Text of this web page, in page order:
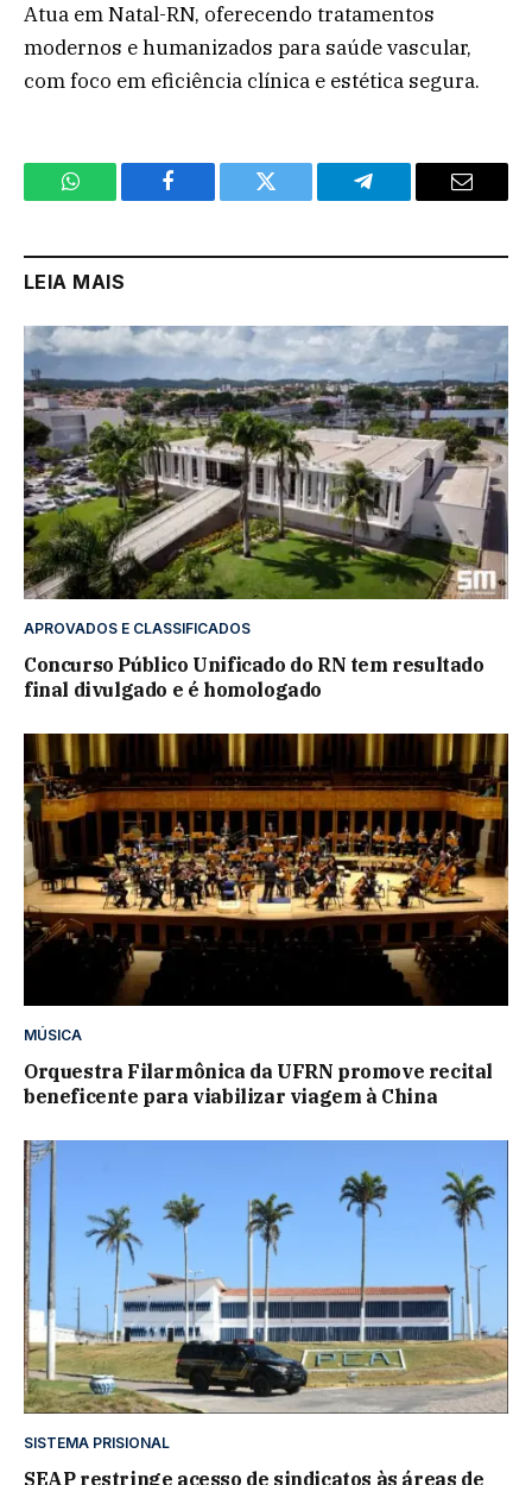
Atua em Natal-RN, oferecendo tratamentos
modernos e humanizados para saúde vascular,
com foco em eficiência clínica e estética segura.
WhatsApp Facebook Twitter Telegram Email
LEIA MAIS
APROVADOS E CLASSIFICADOS
Concurso Público Unificado do RN tem resultado
final divulgado e é homologado
MÚSICA
Orquestra Filarmônica da UFRN promove recital
beneficente para viabilizar viagem à China
SISTEMA PRISIONAL
SEAP restringe acesso de sindicatos às áreas de